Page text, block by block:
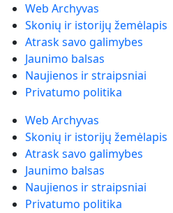
Web Archyvas
Skonių ir istorijų žemėlapis
Atrask savo galimybes
Jaunimo balsas
Naujienos ir straipsniai
Privatumo politika
Web Archyvas
Skonių ir istorijų žemėlapis
Atrask savo galimybes
Jaunimo balsas
Naujienos ir straipsniai
Privatumo politika